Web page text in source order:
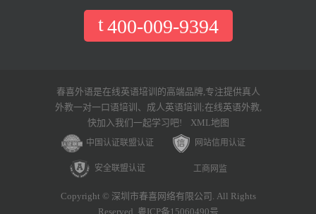
400-009-9394
春喜外语是在线英语培训的高端品牌,专注提供真人
外教一对一口语培训、成人英语培训;在线英语外教,
快加入我们一起学习吧! XML地图
中国认证联盟认证 网站信用认证
安全联盟认证 工商网监
Copyright © 深圳市春喜网络有限公司. All Rights
Reserved. 粤ICP备15060490号